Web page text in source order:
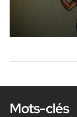
Mots-clés